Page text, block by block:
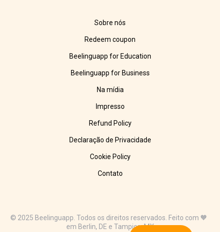
Sobre nós
Redeem coupon
Beelinguapp for Education
Beelinguapp for Business
Na mídia
Impresso
Refund Policy
Declaração de Privacidade
Cookie Policy
Contato
© 2025 Beelinguapp. Todos os direitos reservados. Feito com 🧡
em Berlin, DE e Tampico, MX